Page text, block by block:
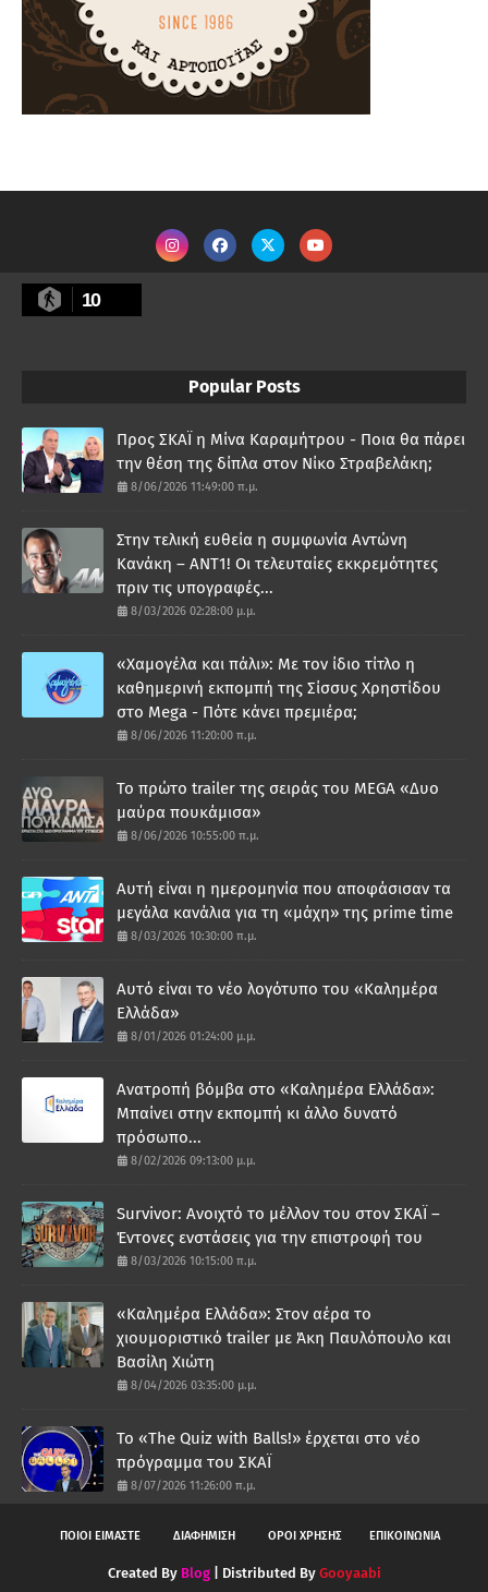
10
Popular Posts
Προς ΣΚΑΪ η Μίνα Καραμήτρου - Ποια θα πάρει
την θέση της δίπλα στον Νίκο Στραβελάκη;
8/06/2026 11:49:00 π.μ.
Στην τελική ευθεία η συμφωνία Αντώνη
Κανάκη – ΑΝΤ1! Οι τελευταίες εκκρεμότητες
πριν τις υπογραφές...
8/03/2026 02:28:00 μ.μ.
«Χαμογέλα και πάλι»: Με τον ίδιο τίτλο η
καθημερινή εκπομπή της Σίσσυς Χρηστίδου
στο Mega - Πότε κάνει πρεμιέρα;
8/06/2026 11:20:00 π.μ.
Το πρώτο trailer της σειράς του MEGA «Δυο
μαύρα πουκάμισα»
8/06/2026 10:55:00 π.μ.
Αυτή είναι η ημερομηνία που αποφάσισαν τα
μεγάλα κανάλια για τη «μάχη» της prime time
8/03/2026 10:30:00 π.μ.
Αυτό είναι το νέο λογότυπο του «Καλημέρα
Ελλάδα»
8/01/2026 01:24:00 μ.μ.
Ανατροπή βόμβα στο «Καλημέρα Ελλάδα»:
Μπαίνει στην εκπομπή κι άλλο δυνατό
πρόσωπο...
8/02/2026 09:13:00 μ.μ.
Survivor: Ανοιχτό το μέλλον του στον ΣΚΑΪ –
Έντονες ενστάσεις για την επιστροφή του
8/03/2026 10:15:00 π.μ.
«Καλημέρα Ελλάδα»: Στον αέρα το
χιουμοριστικό trailer με Άκη Παυλόπουλο και
Βασίλη Χιώτη
8/04/2026 03:35:00 μ.μ.
Το «The Quiz with Balls!» έρχεται στο νέο
πρόγραμμα του ΣΚΑΪ
8/07/2026 11:26:00 π.μ.
ΠΟΙΟΙ ΕΙΜΑΣΤΕ ΔΙΑΦΗΜΙΣΗ ΟΡΟΙ ΧΡΗΣΗΣ ΕΠΙΚΟΙΝΩΝΙΑ
Created By Blog| Distributed By Gooyaabi